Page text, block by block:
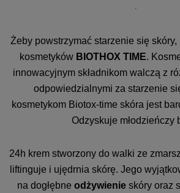
Żeby powstrzymać starzenie się skóry,
kosmetyków BIOTHOX TIME.
innowacyjnym składnikom walczą z
odpowiedzialnymi za starzenie
kosmetykom Biotox-time skóra jest
Odzyskuje młodzieńczy
24h krem stworzony do walki ze
liftinguje i ujędrnia skórę. Jego
na dogłębne odżywienieskóry oraz